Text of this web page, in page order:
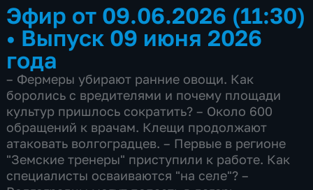
Эфир от 09.06.2026 (11:30)
• Выпуск 09 июня 2026
года
– Фермеры убирают ранние овощи. Как
боролись c вредителями и почему площади
культур пришлось сократить? – Около 600
обращений к врачам. Клещи продолжают
атаковать волгоградцев. – Первые в регионе
"Земские тренеры" приступили к работе. Как
специалисты осваиваются "на селе"? –